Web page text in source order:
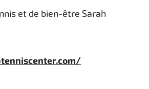
et de bien-être Sarah